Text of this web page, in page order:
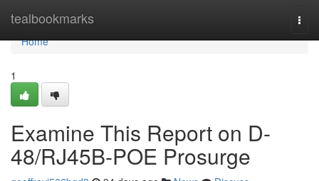
tealbookmarks
Home
Home
1
Examine This Report on D-
48/RJ45B-POE Prosurge